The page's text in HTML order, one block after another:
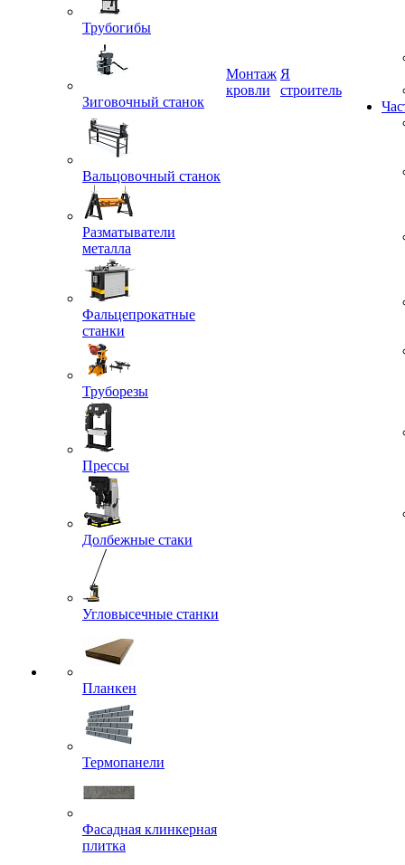
Трубогибы
Зиговочный станок
Вальцовочный станок
Разматыватели
металла
Фальцепрокатные
станки
Труборезы
Прессы
Долбежные стаки
Угловысечные станки
Планкен
Термопанели
Фасадная клинкерная
плитка
Монтаж
Я